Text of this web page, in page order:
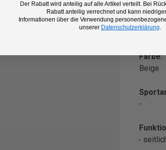
Farbe:
Beige
-
Der Rabatt wird anteilig auf alle Artikel verteilt. Bei
Rabatt anteilig verrechnet und kann
Informationen über die Verwendung
unserer Datenschutzerklärung.